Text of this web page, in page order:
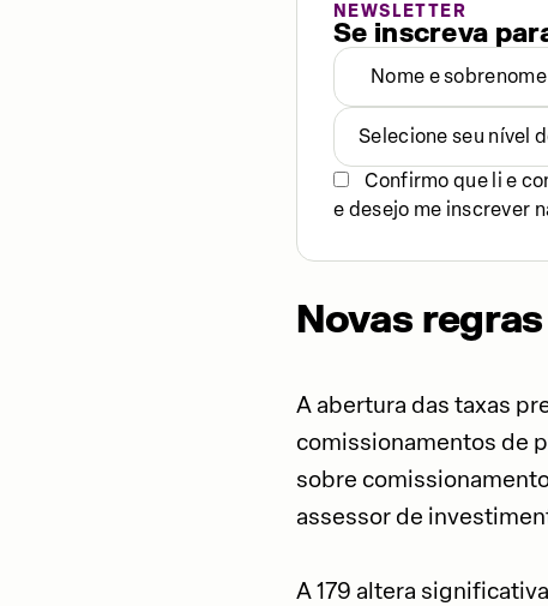
NEWSLETTER
Se inscreva
Selecione seu nível
Confirmo que li e
e desejo me inscrever
Novas
A abertura das taxas
comissionamentos de
sobre
assessor de
A 179 altera